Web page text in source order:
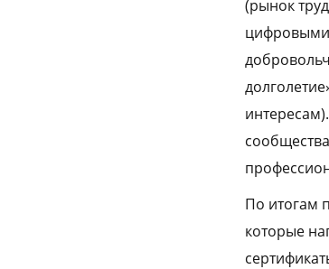
(рынок
цифровыми
По итогам
которые